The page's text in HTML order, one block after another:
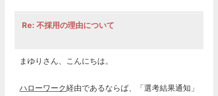
Re: 不採用の理由について
まゆりさん、こんにちは。
ハローワーク経由であるならば、「選考結果通知」